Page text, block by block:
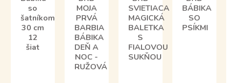
so
šatníkom
30 cm
12
šiat
MOJA
PRVÁ
BARBIA
BÁBIKA
DEŇ A
NOC -
RUŽOVÁ
SVIETIACA
MAGICKÁ
BALETKA
S
FIALOVOU
SUKŇOU
BÁBIKA
SO
PSÍKMI